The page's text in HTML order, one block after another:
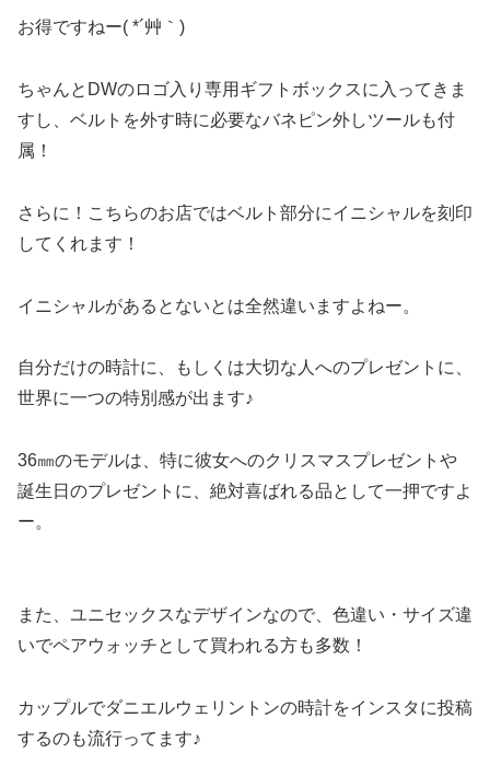
お得ですねー( *´艸｀)
ちゃんとDWのロゴ入り専用ギフトボックスに入ってきま
すし、ベルトを外す時に必要なバネピン外しツールも付
属！
さらに！こちらのお店ではベルト部分にイニシャルを刻印
してくれます！
イニシャルがあるとないとは全然違いますよねー。
自分だけの時計に、もしくは大切な人へのプレゼントに、
世界に一つの特別感が出ます♪
36㎜のモデルは、特に彼女へのクリスマスプレゼントや
誕生日のプレゼントに、絶対喜ばれる品として一押ですよ
ー。
また、ユニセックスなデザインなので、色違い・サイズ違
いでペアウォッチとして買われる方も多数！
カップルでダニエルウェリントンの時計をインスタに投稿
するのも流行ってます♪